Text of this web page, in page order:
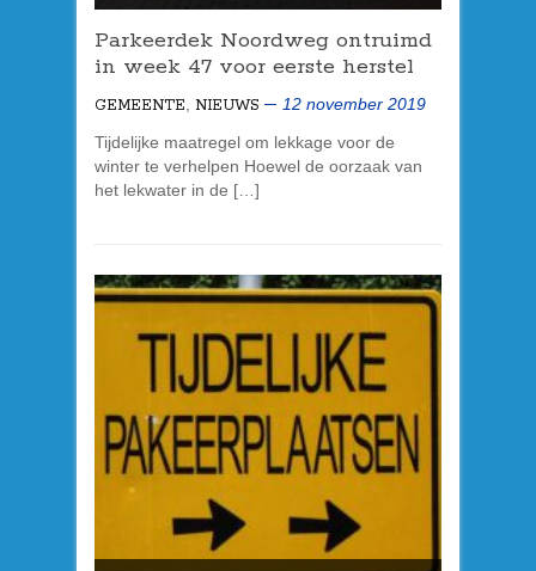
Parkeerdek Noordweg ontruimd
in week 47 voor eerste herstel
GEMEENTE NIEUWS
12 november 2019
Tijdelijke maatregel om lekkage voor de
winter te verhelpen Hoewel de oorzaak van
het lekwater in de […]